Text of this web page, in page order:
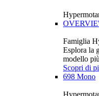
Famiglia
Esplora la
modello
Scopri di
698 Mono